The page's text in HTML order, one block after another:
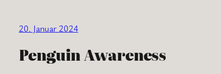
20. Januar 2024
Penguin Awareness